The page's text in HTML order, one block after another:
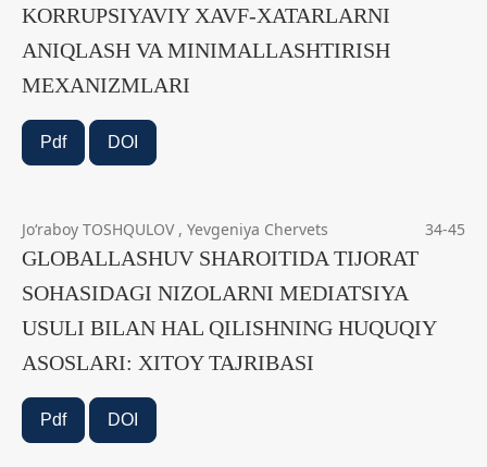
KORRUPSIYAVIY XAVF-XATARLARNI
ANIQLASH VA MINIMALLASHTIRISH
MEXANIZMLARI
Pdf DOI
Joʻraboy TOSHQULOV , Yevgeniya Chervets 34-45
GLOBALLASHUV SHAROITIDA TIJORAT
SOHASIDAGI NIZOLARNI MEDIATSIYA
USULI BILAN HAL QILISHNING HUQUQIY
ASOSLARI: XITOY TAJRIBASI
Pdf DOI